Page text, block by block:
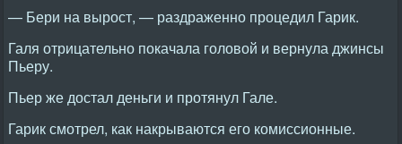
— Бери на вырост, — раздраженно процедил Гарик.
Галя отрицательно покачала головой и вернула джинсы
Пьеру.
Пьер же достал деньги и протянул Гале.
Гарик смотрел, как накрываются его комиссионные.